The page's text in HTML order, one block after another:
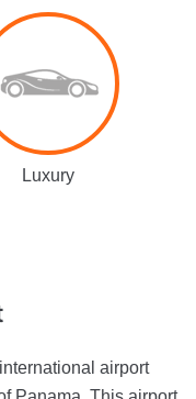
Luxury
airport